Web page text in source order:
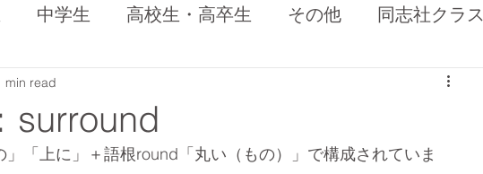
中学生 高校生・高卒生 その他 同志社クラス
surround
min read
「上に」＋語根round「丸い（もの）」で構成されていま